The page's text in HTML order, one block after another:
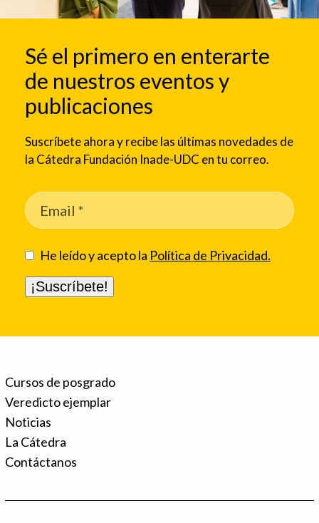
Sé el primero en enterarte
de nuestros eventos y
publicaciones
Suscríbete ahora y recibe las últimas novedades de
la Cátedra Fundación Inade-UDC en tu correo.
He leído y acepto la Política de Privacidad.
Cursos de posgrado
Veredicto ejemplar
Noticias
La Cátedra
Contáctanos